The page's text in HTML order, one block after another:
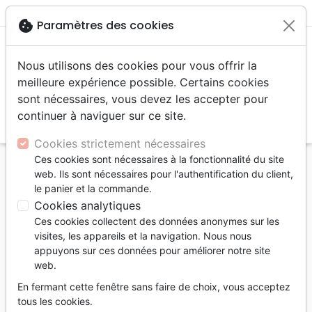
menu
Accueil Auteurs Coomes Anne
Anne Coomes
Liste des produits par auteur
Filtrertune
Témoignages, biographies Biographies
cookie Paramètres des cookies
Nous utilisons des cookies pour vous offrir la
meilleure expérience possible. Certains cookies
sont nécessaires, vous devez les accepter pour
continuer à naviguer sur ce site.
Cookies strictement nécessaires
Ces cookies sont nécessaires à la fonctionnalité du site
web. Ils sont nécessaires pour l'authentification du client,
le panier et la commande.
Cookies analytiques
Ces cookies collectent des données anonymes sur les
visites, les appareils et la navigation. Nous nous
appuyons sur ces données pour améliorer notre site
web.
En fermant cette fenêtre sans faire de choix, vous acceptez
tous les cookies.